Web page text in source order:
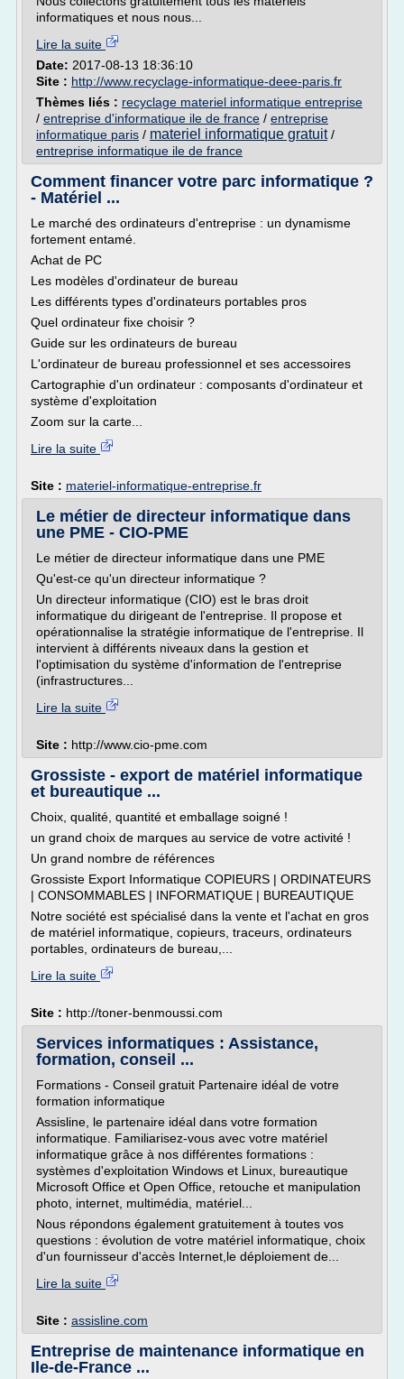
informatiques et nous nous...
Lire la suite
Date: 2017-08-13 18:36:10
Site : http://www.recyclage-informatique-deee-paris.fr
Thèmes liés : recyclage materiel informatique entreprise
/ entreprise d'informatique ile de france / entreprise
informatique paris / materiel informatique gratuit/
entreprise informatique ile de france
Comment financer votre parc informatique ?
- Matériel ...
Le marché des ordinateurs d'entreprise : un dynamisme
fortement entamé.
Achat de PC
Les modèles d'ordinateur de bureau
Les différents types d'ordinateurs portables pros
Quel ordinateur fixe choisir ?
Guide sur les ordinateurs de bureau
L'ordinateur de bureau professionnel et ses accessoires
Cartographie d'un ordinateur : composants d'ordinateur et
système d'exploitation
Zoom sur la carte...
Lire la suite
Site : materiel-informatique-entreprise.fr
Le métier de directeur informatique dans
une PME - CIO-PME
Le métier de directeur informatique dans une PME
Qu'est-ce qu'un directeur informatique ?
Un directeur informatique (CIO) est le bras droit
informatique du dirigeant de l'entreprise. Il propose et
opérationnalise la stratégie informatique de l'entreprise. Il
intervient à différents niveaux dans la gestion et
l'optimisation du système d'information de l'entreprise
(infrastructures...
Lire la suite
Site : http://www.cio-pme.com
Grossiste - export de matériel informatique
et bureautique ...
Choix, qualité, quantité et emballage soigné !
un grand choix de marques au service de votre activité !
Un grand nombre de références
Grossiste Export Informatique COPIEURS | ORDINATEURS
| CONSOMMABLES | INFORMATIQUE | BUREAUTIQUE
Notre société est spécialisé dans la vente et l'achat en gros
de matériel informatique, copieurs, traceurs, ordinateurs
portables, ordinateurs de bureau,...
Lire la suite
Site : http://toner-benmoussi.com
Services informatiques : Assistance,
formation, conseil ...
Formations - Conseil gratuit Partenaire idéal de votre
formation informatique
Assisline, le partenaire idéal dans votre formation
informatique. Familiarisez-vous avec votre matériel
informatique grâce à nos différentes formations :
systèmes d'exploitation Windows et Linux, bureautique
Microsoft Office et Open Office, retouche et manipulation
photo, internet, multimédia, matériel...
Nous répondons également gratuitement à toutes vos
questions : évolution de votre matériel informatique, choix
d'un fournisseur d'accès Internet,le déploiement de...
Lire la suite
Site : assisline.com
Entreprise de maintenance informatique en
Ile-de-France ...